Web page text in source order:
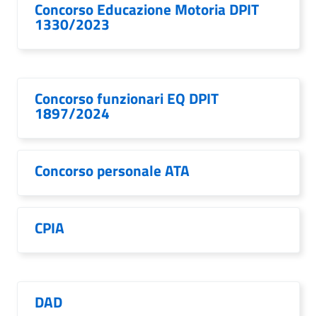
Concorso Educazione Motoria DPIT
1330/2023
Concorso funzionari EQ DPIT
1897/2024
Concorso personale ATA
CPIA
DAD